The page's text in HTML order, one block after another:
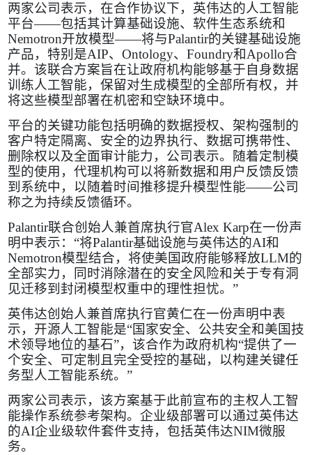
两家公司表示，在合作协议下，英伟达的人工智能
平台——包括其计算基础设施、软件生态系统和
Nemotron开放模型——将与Palantir的关键基础设施
产品，特别是AIP、 Ontology、 Foundry和Apollo合
并。该联合方案旨在让政府机构能够基于自身数据
训练人工智能，保留对生成模型的全部所有权，并
将这些模型部署在机密和空缺环境中。
平台的关键功能包括明确的数据授权、架构强制的
客户特定隔离、安全的边界执行、数据可携带性、
删除权以及全面审计能力，公司表示。随着定制模
型的使用，代理机构可以将新数据和用户反馈反馈
到系统中，以随着时间推移提升模型性能——公司
称之为持续反馈循环。
Palantir联合创始人兼首席执行官Alex Karp在一份声
明中表示：“将Palantir基础设施与英伟达的AI和
Nemotron模型结合，将使美国政府能够释放LLM的
全部实力，同时消除潜在的安全风险和关于专有洞
见迁移到封闭模型权重中的理性担忧。”
英伟达创始人兼首席执行官黄仁在一份声明中表
示，开源人工智能是“国家安全、公共安全和美国技
术领导地位的基石”，该合作为政府机构“提供了一
个安全、可定制且完全受控的基础，以构建关键任
务型人工智能系统。”
两家公司表示，该方案基于此前宣布的主权人工智
能操作系统参考架构。企业级部署可以通过英伟达
的AI企业级软件套件支持，包括英伟达NIM微服
务。